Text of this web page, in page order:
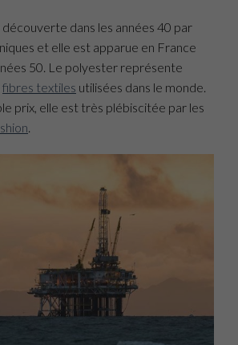
dans les années 40 par
et elle est apparue en France
50. Le polyester représente
fibres textiles utilisées dans le monde.
prix, elle est très plébiscitée par les